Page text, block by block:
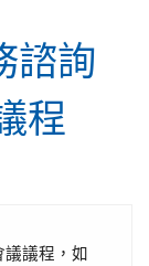
諮詢
程
議程，如